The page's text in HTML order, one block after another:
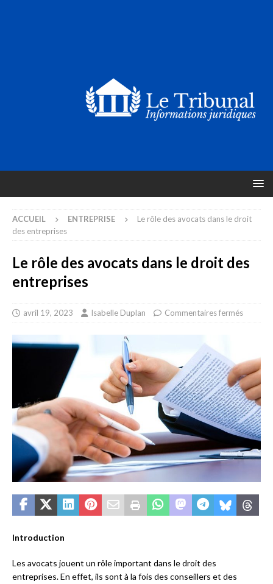
ACCUEIL ENTREPRISE
Le rôle des avocats dans le droit
des entreprises
Le rôle des avocats dans le droit des
entreprises
avril 19, 2023 Isabelle Duplan Commentaires fermés
Introduction
Les avocats jouent un rôle important dans le droit des
entreprises. En effet, ils sont à la fois des conseillers et des